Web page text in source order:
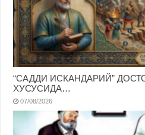
“САДДИ ИСКАНДАРИЙ”
ХУСУСИДА…
07/08/2026